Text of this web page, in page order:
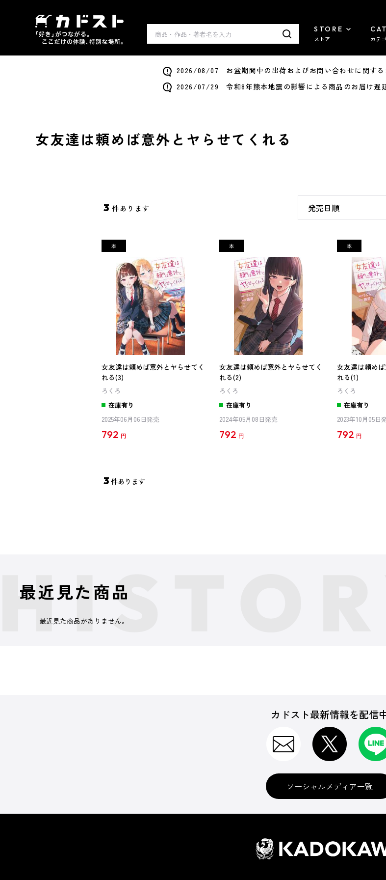
STORE
ストア カテ
2026/08/07 お盆期間中の出荷およびお問い合わせに関する
2026/07/29 令和8年熊本地震の影響による商品のお届け遅
女友達は頼めば意外とヤらせてくれる
3 件あります
女友達は頼めば意外とヤらせてく
れる(3)
ろくろ
在庫有り
2025年06月06日発売
792 円
女友達は頼めば意外とヤらせてく
れる(2)
ろくろ
在庫有り
2024年05月08日発売
792 円
女友達は頼め
れる(1)
ろくろ
在庫有り
2023年10月05日
792 円
3 件あります
最近見た商品
最近見た商品がありません。
カドスト最新情報を配信
ソーシャルメディア一覧